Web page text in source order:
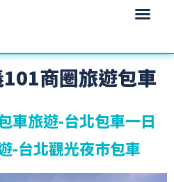
商圈旅遊包車
車旅遊-台北包車一日
-台北觀光夜市包車